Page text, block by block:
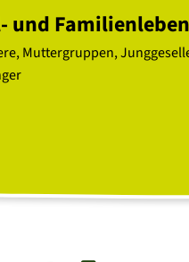
und Familienleben
Muttergruppen,